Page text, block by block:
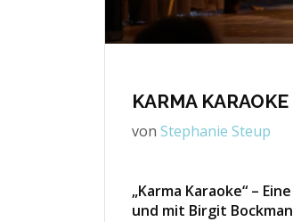
KARMA KARAOKE
von Stephanie Steup
„Karma Karaoke“ –
und mit Birgit